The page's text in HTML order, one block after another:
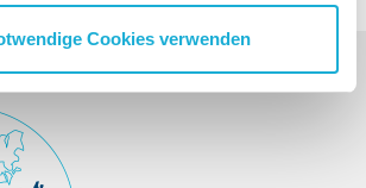
Cookies verwenden